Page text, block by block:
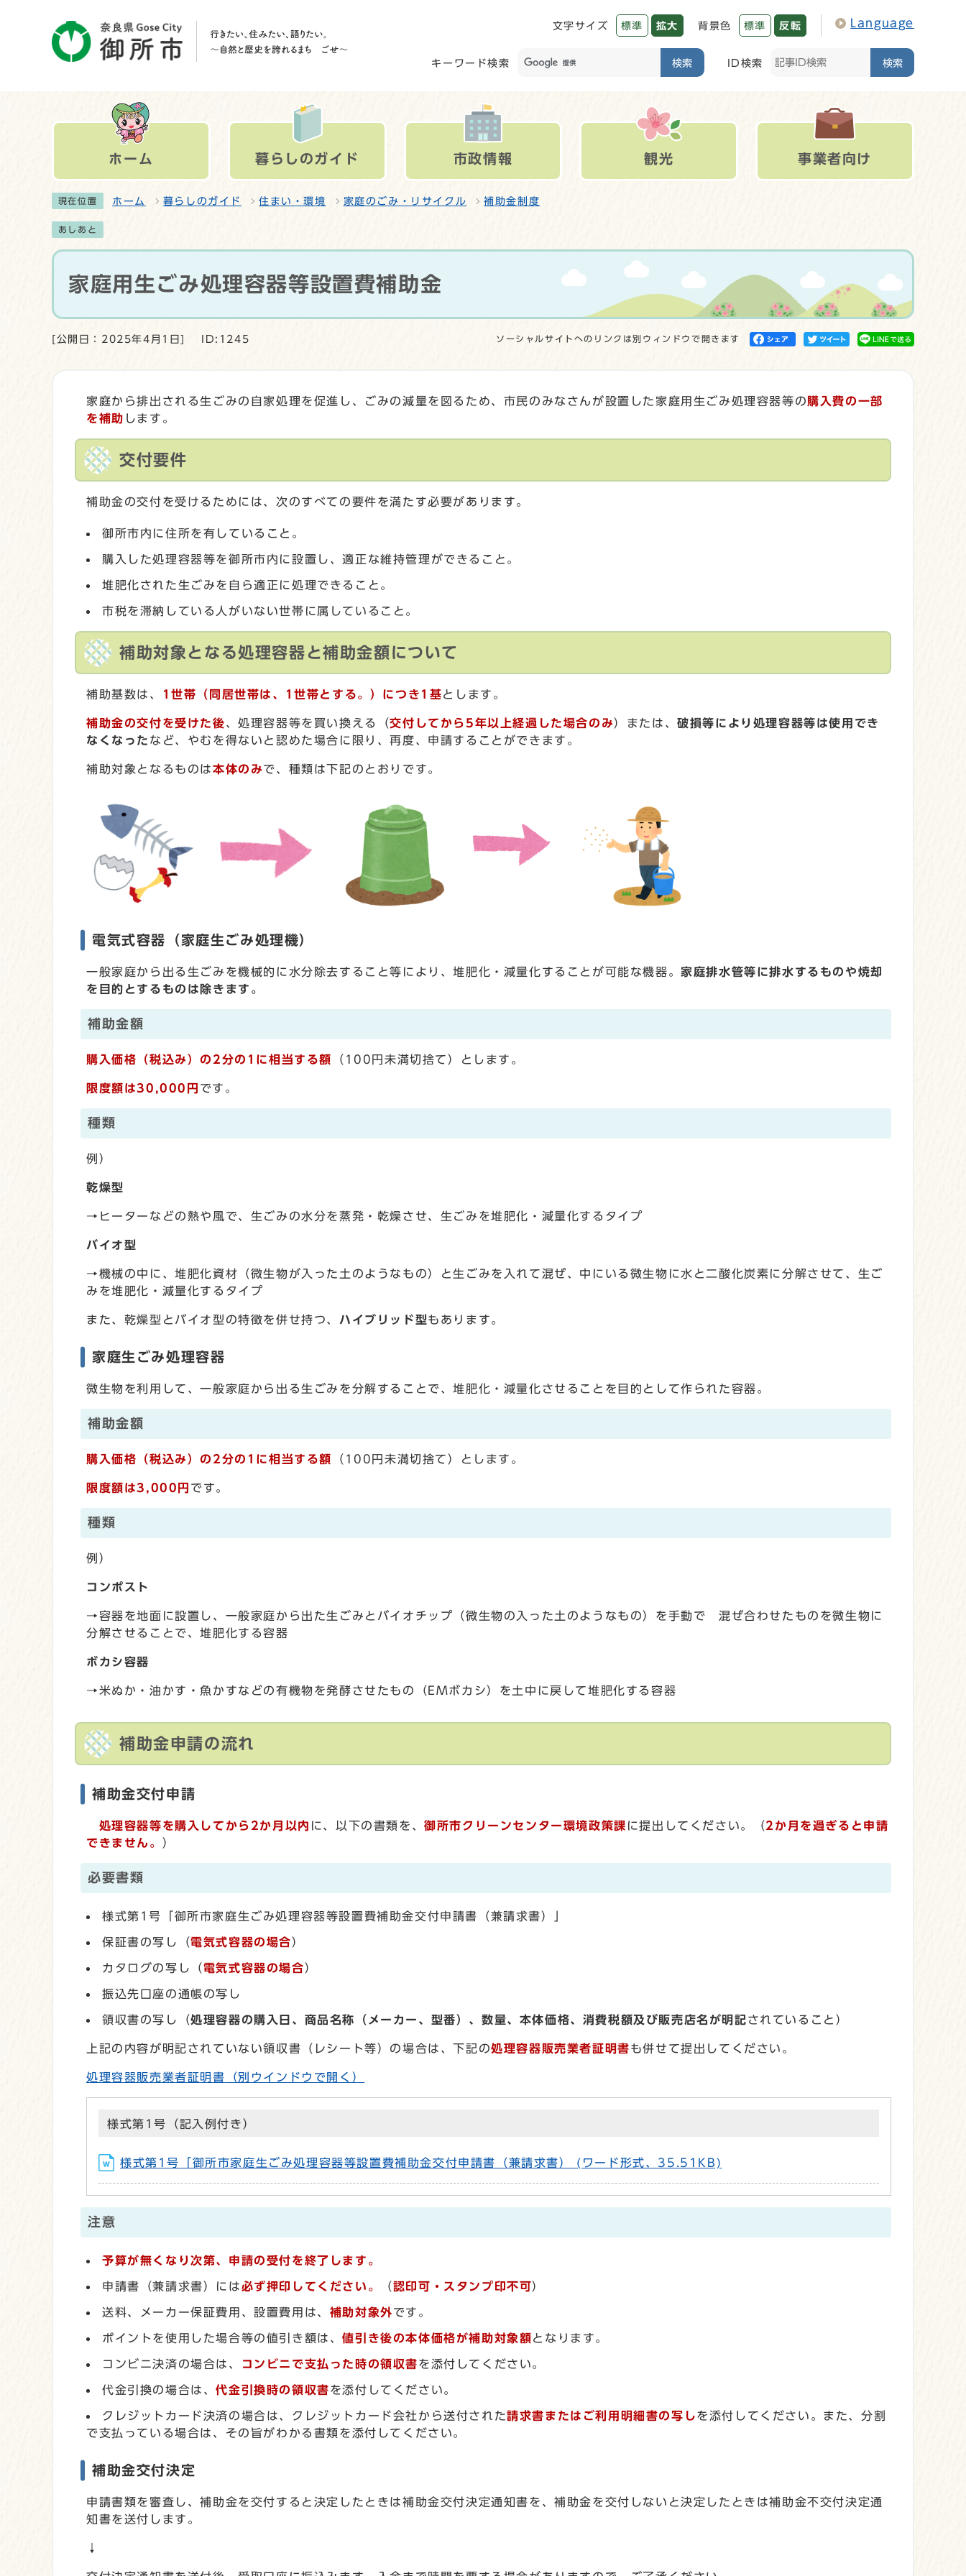
文字サイズ 標準 拡大 背景色 標準 反転 Language
キーワード検索 検索 ID検索 検索
ホーム 暮らしのガイド 市政情報 観光 事業者向け
現在位置 ホーム 暮らしのガイド 住まい・環境 家庭のごみ・リサイクル 補助金制度
あしあと
家庭用生ごみ処理容器等設置費補助金
[公開日：2025年4月1日] ID:1245 ソーシャルサイトへのリンクは別ウィンドウで開きます
家庭から排出される生ごみの自家処理を促進し、ごみの減量を図るため、市民のみなさんが設置した家庭用生ごみ処理容器等の購入費の一部
を補助 します。
交付要件
補助金の交付を受けるためには、次のすべての要件を満たす必要があります。
御所市内に住所を有していること。
購入した処理容器等を御所市内に設置し、適正な維持管理ができること。
堆肥化された生ごみを自ら適正に処理できること。
市税を滞納している人がいない世帯に属していること。
補助対象となる処理容器と補助金額について
補助基数は、 1世帯（同居世帯は、1世帯とする。）につき1基とします。
補助金の交付を受けた後、処理容器等を買い換える（交付してから5年以上経過した場合のみ）または、破損等により処理容器等は使用でき
なくなった など、やむを得ないと認めた場合に限り、再度、申請することができます。
補助対象となるものは本体のみで、種類は下記のとおりです。
電気式容器（家庭生ごみ処理機）
一般家庭から出る生ごみを機械的に水分除去すること等により、堆肥化・減量化することが可能な機器。 家庭排水管等に排水するものや焼却
を目的とするものは除きます。
補助金額
購入価格（税込み）の2分の1に相当する額 （100円未満切捨て）とします。
限度額は30,000円 です。
種類
例）
乾燥型
→ヒーターなどの熱や風で、生ごみの水分を蒸発・乾燥させ、生ごみを堆肥化・減量化するタイプ
バイオ型
→機械の中に、堆肥化資材（微生物が入った土のようなもの）と生ごみを入れて混ぜ、中にいる微生物に水と二酸化炭素に分解させて、生ご
みを堆肥化・減量化するタイプ
また、乾燥型とバイオ型の特徴を併せ持つ、 ハイブリッド型もあります。
家庭生ごみ処理容器
微生物を利用して、一般家庭から出る生ごみを分解することで、堆肥化・減量化させることを目的として作られた容器。
補助金額
購入価格（税込み）の2分の1に相当する額 （100円未満切捨て）とします。
限度額は3,000円 です。
種類
例）
コンポスト
→容器を地面に設置し、一般家庭から出た生ごみとバイオチップ（微生物の入った土のようなもの）を手動で 混ぜ合わせたものを微生物に
分解させることで、堆肥化する容器
ボカシ容器
→米ぬか・油かす・魚かすなどの有機物を発酵させたもの（EMボカシ）を土中に戻して堆肥化する容器
補助金申請の流れ
補助金交付申請
処理容器等を購入してから2か月以内 に、以下の書類を、御所市クリーンセンター環境政策課 に提出してください。（2か月を過ぎると申請
できません。 ）
必要書類
様式第1号「御所市家庭生ごみ処理容器等設置費補助金交付申請書（兼請求書）」
保証書の写し（電気式容器の場合）
カタログの写し（電気式容器の場合）
振込先口座の通帳の写し
領収書の写し（処理容器の購入日、商品名称（メーカー、型番）、数量、本体価格、消費税額及び販売店名が明記されていること）
上記の内容が明記されていない領収書（レシート等）の場合は、下記の処理容器販売業者証明書も併せて提出してください。
処理容器販売業者証明書 （別ウインドウで開く）
様式第1号（記入例付き）
様式第1号「御所市家庭生ごみ処理容器等設置費補助金交付申請書（兼請求書） (ワード形式、35.51KB)
注意
予算が無くなり次第、申請の受付を終了します。
申請書（兼請求書）には必ず押印してください。 （認印可・スタンプ印不可）
送料、メーカー保証費用、設置費用は、 補助対象外です。
ポイントを使用した場合等の値引き額は、値引き後の本体価格が補助対象額となります。
コンビニ決済の場合は、 コンビニで支払った時の領収書を添付してください。
代金引換の場合は、代金引換時の領収書を添付してください。
クレジットカード決済の場合は、クレジットカード会社から送付された請求書またはご利用明細書の写しを添付してください。また、分割
で支払っている場合は、その旨がわかる書類を添付してください。
補助金交付決定
申請書類を審査し、補助金を交付すると決定したときは補助金交付決定通知書を、補助金を交付しないと決定したときは補助金不交付決定通
知書を送付します。
↓